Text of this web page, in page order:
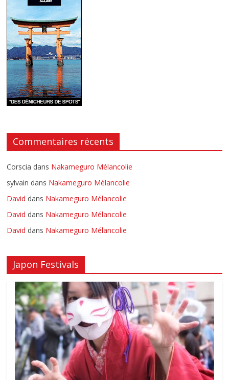
Commentaires récents
Corscia dans Nakameguro Mélancolie
sylvain dans Nakameguro Mélancolie
David dans Nakameguro Mélancolie
David dans Nakameguro Mélancolie
David dans Nakameguro Mélancolie
Japon Festivals